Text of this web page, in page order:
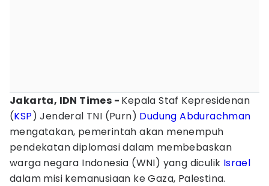
Jakarta, IDN Times - Kepala Staf Kepresidenan
(KSP) Jenderal TNI (Purn) Dudung Abdurachman
mengatakan, pemerintah akan menempuh
pendekatan diplomasi dalam membebaskan
warga negara Indonesia (WNI) yang diculik Israel
dalam misi kemanusiaan ke Gaza, Palestina.